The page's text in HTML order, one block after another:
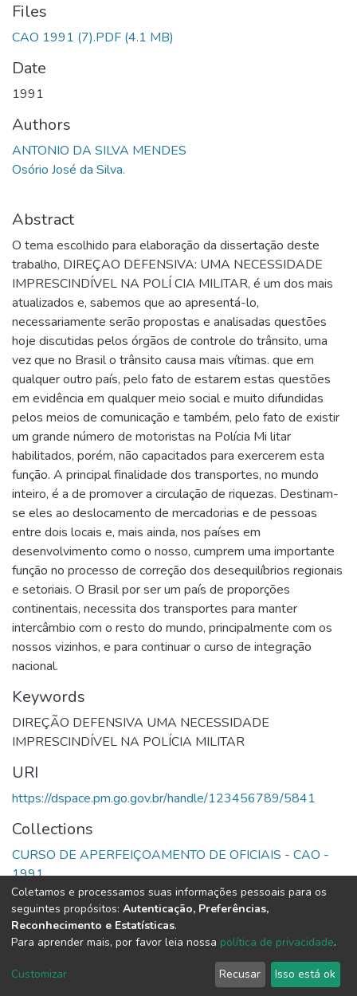
Files
CAO 1991 (7).PDF (4.1 MB)
Date
1991
Authors
ANTONIO DA SILVA MENDES
Osório José da Silva.
Abstract
O tema escolhido para elaboração da dissertação deste
trabalho, DIREÇAO DEFENSIVA: UMA NECESSIDADE
IMPRESCINDÍVEL NA POLÍ CIA MILITAR, é um dos mais
atualizados e, sabemos que ao apresentá-lo,
necessariamente serão propostas e analisadas questões
hoje discutidas pelos órgãos de controle do trânsito, uma
vez que no Brasil o trânsito causa mais vítimas. que em
qualquer outro país, pelo fato de estarem estas questões
em evidência em qualquer meio social e muito difundidas
pelos meios de comunicação e também, pelo fato de existir
um grande número de motoristas na Polícia Mi litar
habilitados, porém, não capacitados para exercerem esta
função. A principal finalidade dos transportes, no mundo
inteiro, é a de promover a circulação de riquezas. Destinam-
se eles ao deslocamento de mercadorias e de pessoas
entre dois locais e, mais ainda, nos países em
desenvolvimento como o nosso, cumprem uma importante
função no processo de correção dos desequilíbrios regionais
e setoriais. O Brasil por ser um país de proporções
continentais, necessita dos transportes para manter
intercâmbio com o resto do mundo, principalmente com os
nossos vizinhos, e para continuar o curso de integração
nacional.
Keywords
DIREÇÃO DEFENSIVA UMA NECESSIDADE
IMPRESCINDÍVEL NA POLÍCIA MILITAR
URI
https://dspace.pm.go.gov.br/handle/123456789/5841
Collections
CURSO DE APERFEIÇOAMENTO DE OFICIAIS - CAO -
1991
Full item page
DSpace software copyright © 2002-2026 LYRASIS
Cookie
End User
Agreement
Send
Feedback
Coletamos e processamos suas informações pessoais para os
seguintes propósitos: Autenticação, Preferências,
Reconhecimento e Estatísticas.
Para aprender mais, por favor leia nossa política de privacidade.
Customizar Recusar Isso está ok